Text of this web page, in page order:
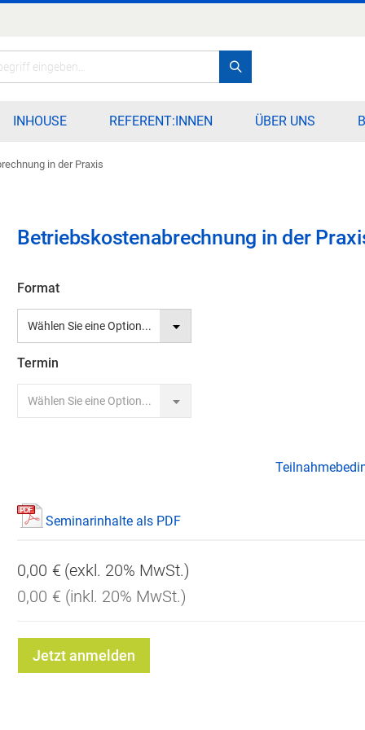
INHOUSE REFERENT:INNEN ÜBER UNS
in der Praxis
Betriebskostenabrechnung in der
Format
Termin
Seminarinhalte als PDF
0,00 €
0,00 €
Jetzt anmelden